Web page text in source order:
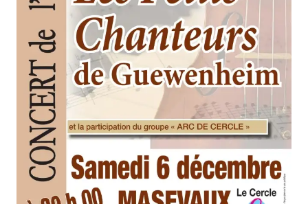
FORMATIONS
ATELIERS
RENCONTRES
ACCOMPAGNEMENT
ACTIONS ARTISTIQUES